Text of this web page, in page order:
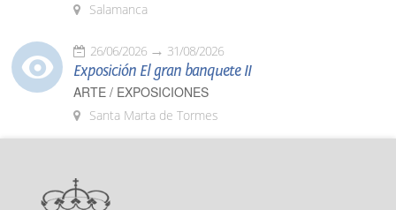
Salamanca
26/06/2026 31/08/2026
Exposición El gran banquete II
ARTE / EXPOSICIONES
Santa Marta de Tormes